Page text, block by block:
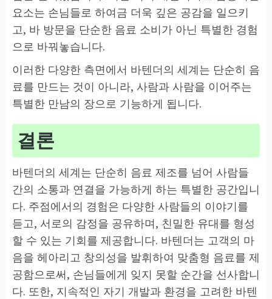
요소는 손님들로 하여금 더욱 깊은 공감을 일으키
고, 바 방문을 단순한 음료 소비가 아닌 특별한 경험
으로 바꿔놓습니다.
이러한 다양한 측면에서 바텐더의 세계는 단순히 음
료를 만드는 것이 아니라, 사람과 사람을 이어주는
특별한 만남의 장으로 기능하게 됩니다.
결론
바텐더의 세계는 단순히 음료 제조를 넘어 사람들
간의 소통과 연결을 가능하게 하는 특별한 공간입니
다. 주점에서의 경험은 다양한 사람들의 이야기를
듣고, 서로의 감정을 공유하며, 친밀한 유대를 형성
할 수 있는 기회를 제공합니다. 바텐더는 고객의 마
음을 헤아리고 창의성을 발휘하여 맞춤형 음료를 제
공함으로써, 손님들에게 잊지 못할 순간을 선사합니
다. 또한, 지속적인 자기 개발과 환경을 고려한 바텐